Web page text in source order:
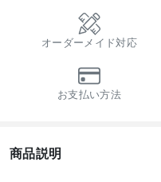
オーダーメイド対応
お支払い方法
商品説明